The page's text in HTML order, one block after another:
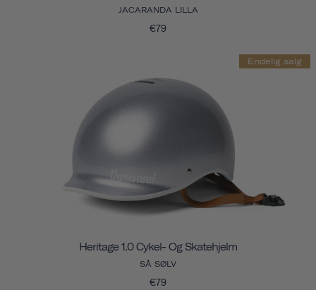
JACARANDA LILLA
€79
Endelig salg
Heritage 1.0 Cykel- Og Skatehjelm
SÅ SØLV
€79